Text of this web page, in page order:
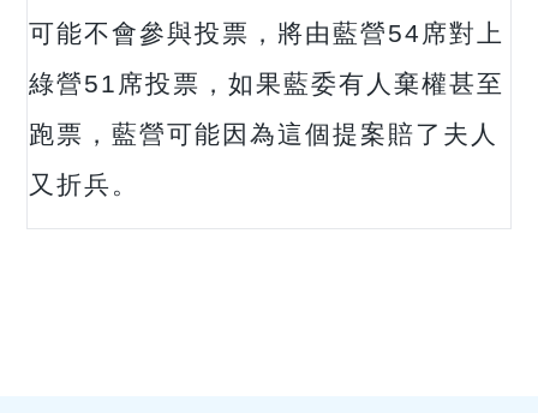
可能不會參與投票，將由藍營54席對上
綠營51席投票，如果藍委有人棄權甚至
跑票，藍營可能因為這個提案賠了夫人
又折兵。